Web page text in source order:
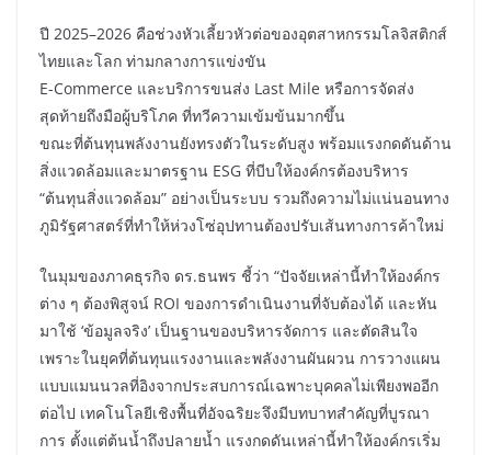
ปี 2025–2026 คือช่วงหัวเลี้ยวหัวต่อของอุตสาหกรรมโลจิสติกส์
ไทยและโลก ท่ามกลางการแข่งขัน
E-Commerce และบริการขนส่ง Last Mile หรือการจัดส่ง
สุดท้ายถึงมือผู้บริโภค ที่ทวีความเข้มข้นมากขึ้น
ขณะที่ต้นทุนพลังงานยังทรงตัวในระดับสูง พร้อมแรงกดดันด้าน
สิ่งแวดล้อมและมาตรฐาน ESG ที่บีบให้องค์กรต้องบริหาร
“ต้นทุนสิ่งแวดล้อม” อย่างเป็นระบบ รวมถึงความไม่แน่นอนทาง
ภูมิรัฐศาสตร์ที่ทำให้ห่วงโซ่อุปทานต้องปรับเส้นทางการค้าใหม่
ในมุมของภาคธุรกิจ ดร.ธนพร ชี้ว่า “ปัจจัยเหล่านี้ทำให้องค์กร
ต่าง ๆ ต้องพิสูจน์ ROI ของการดำเนินงานที่จับต้องได้ และหัน
มาใช้ ‘ข้อมูลจริง’ เป็นฐานของบริหารจัดการ และตัดสินใจ
เพราะในยุคที่ต้นทุนแรงงานและพลังงานผันผวน การวางแผน
แบบแมนนวลที่อิงจากประสบการณ์เฉพาะบุคคลไม่เพียงพออีก
ต่อไป เทคโนโลยีเชิงพื้นที่อัจฉริยะจึงมีบทบาทสำคัญที่บูรณา
การ ตั้งแต่ต้นน้ำถึงปลายน้ำ แรงกดดันเหล่านี้ทำให้องค์กรเริ่ม